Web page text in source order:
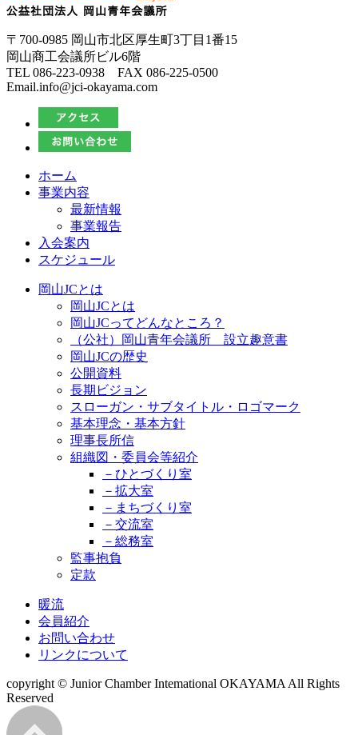
〒700-0985 岡山市北区厚生町3丁目1番15
岡山商工会議所ビル6階
TEL 086-223-0938 FAX 086-225-0500
Email.info@jci-okayama.com
ホーム
事業内容
最新情報
事業報告
入会案内
スケジュール
岡山JCとは
岡山JCとは
岡山JCってどんなところ？
（公社）岡山青年会議所 設立趣意書
岡山JCの歴史
公開資料
長期ビジョン
スローガン・サブタイトル・ロゴマーク
基本理念・基本方針
理事長所信
組織図・委員会等紹介
－ひとづくり室
－拡大室
－まちづくり室
－交流室
－総務室
監事抱負
定款
暖流
会員紹介
お問い合わせ
リンクについて
copyright © Junior Chamber Intemational OKAYAMA All Rights
Reserved